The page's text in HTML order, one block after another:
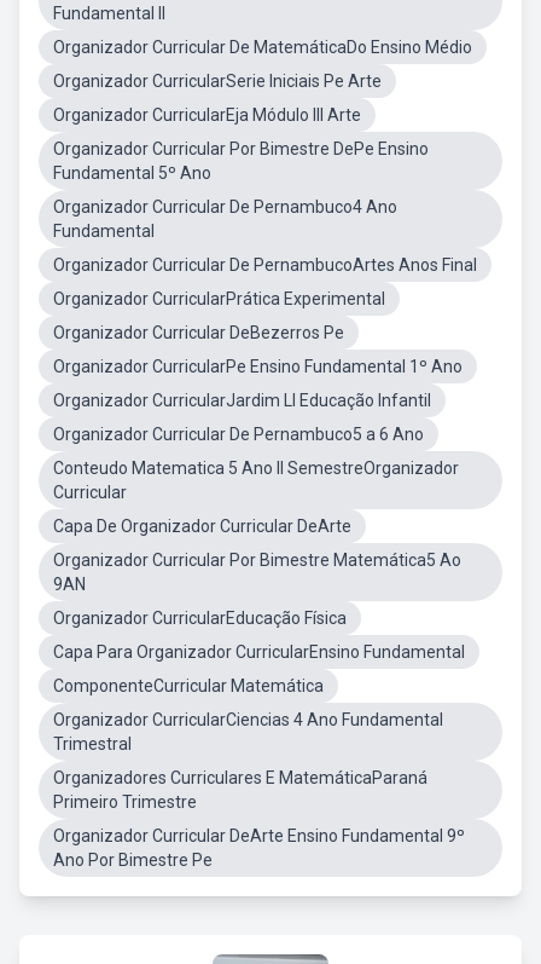
Fundamental II
Organizador Curricular De MatemáticaDo Ensino Médio
Organizador CurricularSerie Iniciais Pe Arte
Organizador CurricularEja Módulo III Arte
Organizador Curricular Por Bimestre DePe Ensino
Fundamental 5º Ano
Organizador Curricular De Pernambuco4 Ano
Fundamental
Organizador Curricular De PernambucoArtes Anos Final
Organizador CurricularPrática Experimental
Organizador Curricular DeBezerros Pe
Organizador CurricularPe Ensino Fundamental 1º Ano
Organizador CurricularJardim Ll Educação Infantil
Organizador Curricular De Pernambuco5 a 6 Ano
Conteudo Matematica 5 Ano II SemestreOrganizador
Curricular
Capa De Organizador Curricular DeArte
Organizador Curricular Por Bimestre Matemática5 Ao
9AN
Organizador CurricularEducação Física
Capa Para Organizador CurricularEnsino Fundamental
ComponenteCurricular Matemática
Organizador CurricularCiencias 4 Ano Fundamental
Trimestral
Organizadores Curriculares E MatemáticaParaná
Primeiro Trimestre
Organizador Curricular DeArte Ensino Fundamental 9º
Ano Por Bimestre Pe